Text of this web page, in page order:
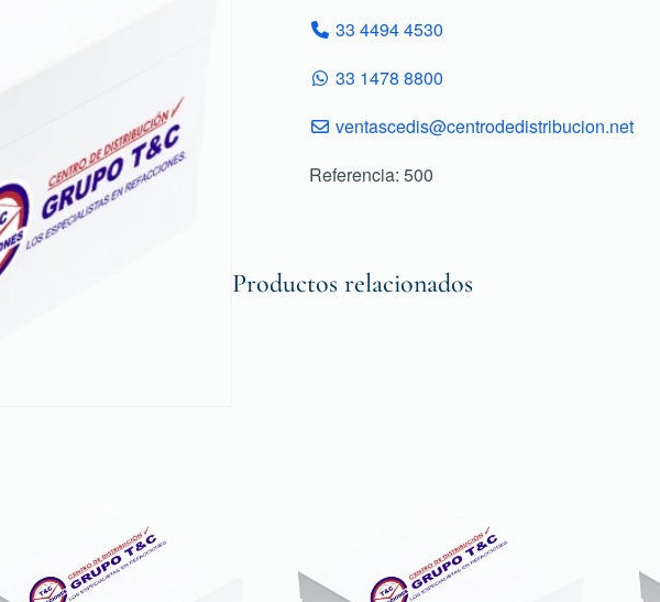
33 4494 4530
33 1478 8800
ventascedis@centrodedistribucion.net
Referencia: 500
Productos relacionados